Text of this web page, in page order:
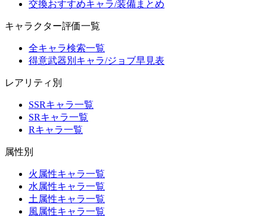
交換おすすめキャラ/装備まとめ
キャラクター評価一覧
全キャラ検索一覧
得意武器別キャラ/ジョブ早見表
レアリティ別
SSRキャラ一覧
SRキャラ一覧
Rキャラ一覧
属性別
火属性キャラ一覧
水属性キャラ一覧
土属性キャラ一覧
風属性キャラ一覧